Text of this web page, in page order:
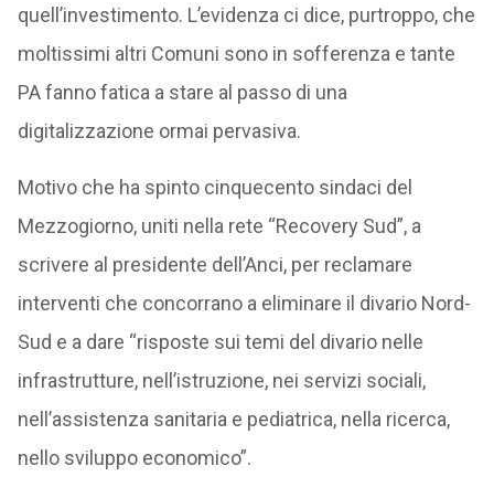
quell’investimento. L’evidenza ci dice, purtroppo, che
moltissimi altri Comuni sono in sofferenza e tante
PA fanno fatica a stare al passo di una
digitalizzazione ormai pervasiva.
Motivo che ha spinto cinquecento sindaci del
Mezzogiorno, uniti nella rete “Recovery Sud”, a
scrivere al presidente dell’Anci, per reclamare
interventi che concorrano a eliminare il divario Nord-
Sud e a dare “risposte sui temi del divario nelle
infrastrutture, nell’istruzione, nei servizi sociali,
nell’assistenza sanitaria e pediatrica, nella ricerca,
nello sviluppo economico”.